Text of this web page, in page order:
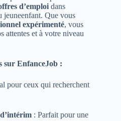
d’emploi dans
jeuneenfant. Que vous
expérimenté, vous
attentes et à votre niveau
sur EnfanceJob :
pour ceux qui recherchent
: Parfait pour une